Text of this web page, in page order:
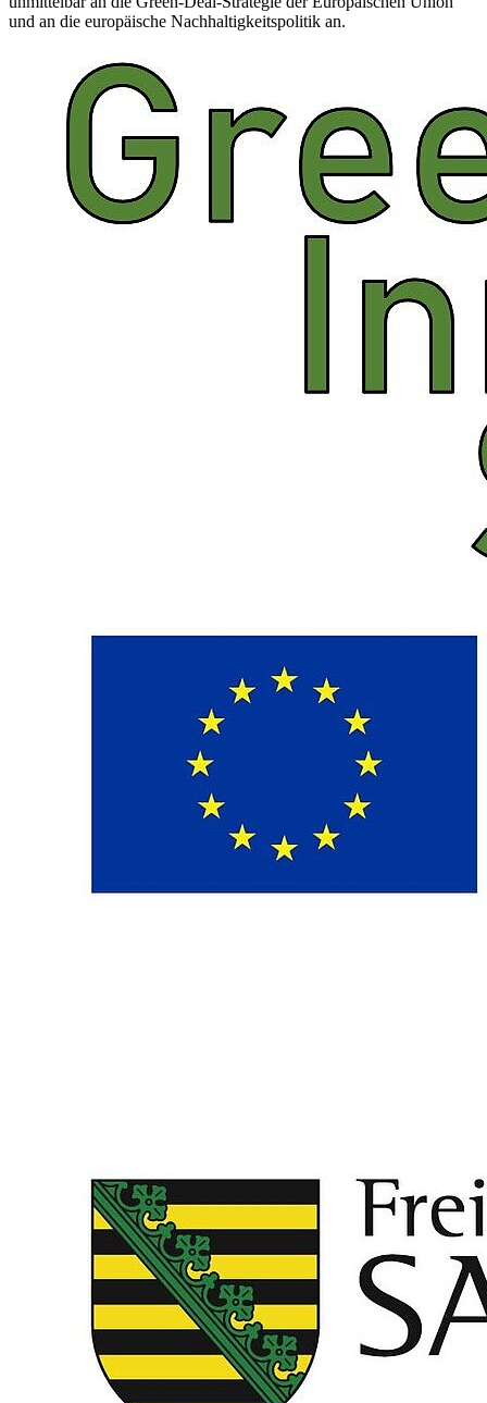
und an die europäische Nachhaltigkeitspolitik an.